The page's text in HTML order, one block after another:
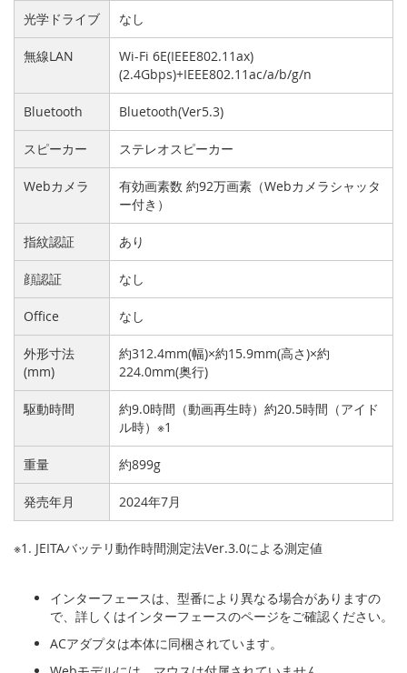
光学ドライブ なし
無線LAN
Wi-Fi 6E(IEEE802.11ax)
(2.4Gbps)+IEEE802.11ac/a/b/g/n
Bluetooth Bluetooth(Ver5.3)
スピーカー ステレオスピーカー
Webカメラ
有効画素数 約92万画素（Webカメラシャッタ
ー付き）
指紋認証 あり
顔認証 なし
Office なし
外形寸法
(mm)
約312.4mm(幅)×約15.9mm(高さ)×約
224.0mm(奥行)
駆動時間
約9.0時間（動画再生時）約20.5時間（アイド
ル時）※1
重量 約899g
発売年月 2024年7月
※1. JEITAバッテリ動作時間測定法Ver.3.0による測定値
インターフェースは、型番により異なる場合がありますの
で、詳しくはインターフェースのページをご確認ください。
ACアダプタは本体に同梱されています。